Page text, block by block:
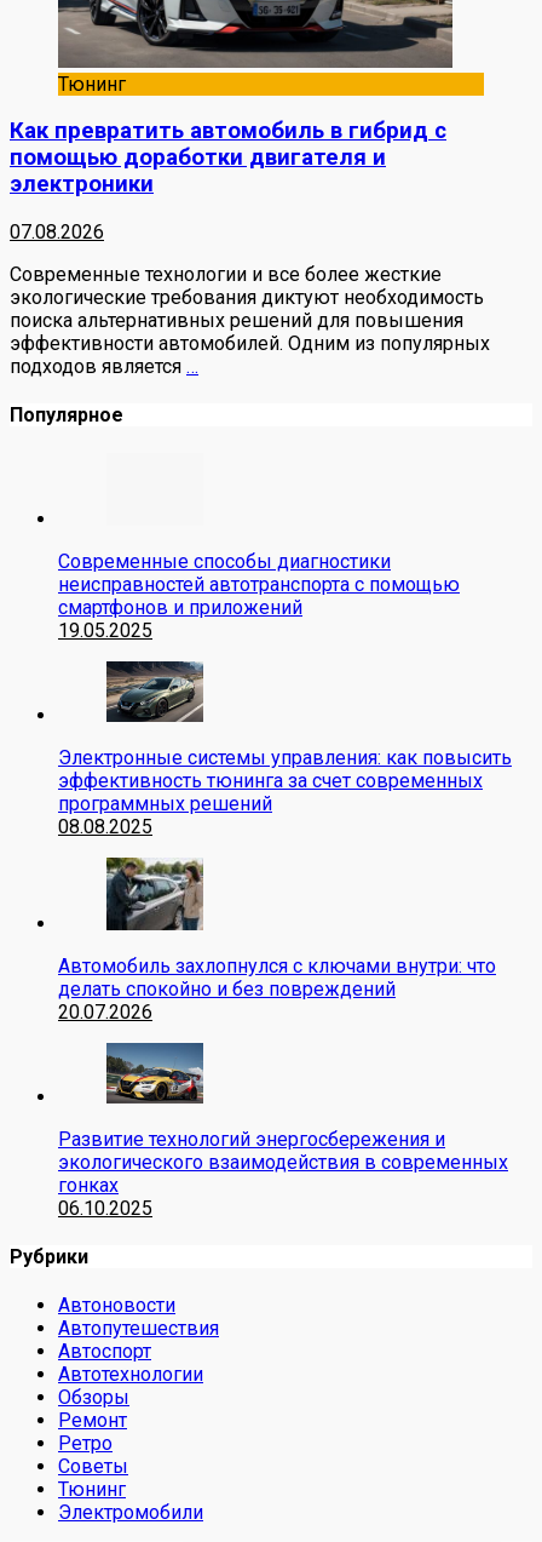
Тюнинг
Как превратить автомобиль в гибрид с
помощью доработки двигателя и
электроники
07.08.2026
Современные технологии и все более жесткие
экологические требования диктуют необходимость
поиска альтернативных решений для повышения
эффективности автомобилей. Одним из популярных
подходов является …
Популярное
Современные способы диагностики
неисправностей автотранспорта с помощью
смартфонов и приложений
19.05.2025
Электронные системы управления: как повысить
эффективность тюнинга за счет современных
программных решений
08.08.2025
Автомобиль захлопнулся с ключами внутри: что
делать спокойно и без повреждений
20.07.2026
Развитие технологий энергосбережения и
экологического взаимодействия в современных
гонках
06.10.2025
Рубрики
Автоновости
Автопутешествия
Автоспорт
Автотехнологии
Обзоры
Ремонт
Ретро
Советы
Тюнинг
Электромобили